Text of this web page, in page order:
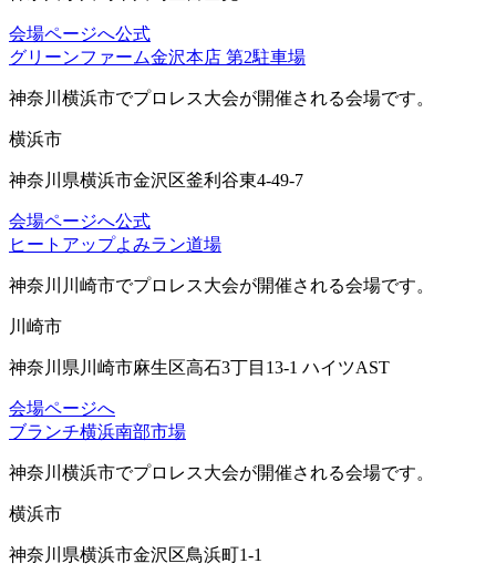
会場ページへ公式
グリーンファーム金沢本店 第2駐車場
神奈川横浜市でプロレス大会が開催される会場です。
横浜市
神奈川県横浜市金沢区釜利谷東4-49-7
会場ページへ公式
ヒートアップよみラン道場
神奈川川崎市でプロレス大会が開催される会場です。
川崎市
神奈川県川崎市麻生区高石3丁目13-1 ハイツAST
会場ページへ
ブランチ横浜南部市場
神奈川横浜市でプロレス大会が開催される会場です。
横浜市
神奈川県横浜市金沢区鳥浜町1-1